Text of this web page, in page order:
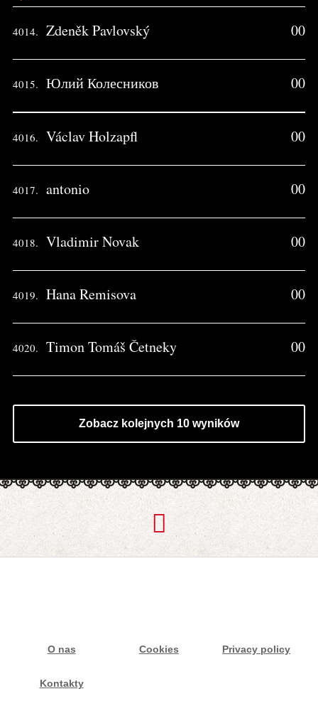
4014. Zdeněk Pavlovský 00
4015. Юлий Колесников 00
4016. Václav Holzapfl 00
4017. antonio 00
4018. Vladimir Novak 00
4019. Hana Remisova 00
4020. Timon Tomáš Četneky 00
Zobacz kolejnych 10 wyników
O nas Cookies Privacy policy
Kontakty